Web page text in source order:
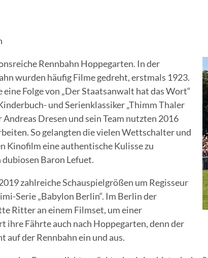
Rennbahn Hoppegarten. In der
wurden häufig Filme gedreht, erstmals 1923.
eine Folge von „Der Staatsanwalt hat das Wort“
und Serienklassiker „Thimm Thaler
Dresen und sein Team nutzten 2016
So gelangten die vielen Wettschalter und
Kinofilm eine authentische Kulisse zu
Baron Lefuet.
zahlreiche Schauspielgrößen um Regisseur
Serie „Babylon Berlin“. Im Berlin der
Ritter an einem Filmset, um einer
ihre Fährte auch nach Hoppegarten, denn der
der Rennbahn ein und aus.